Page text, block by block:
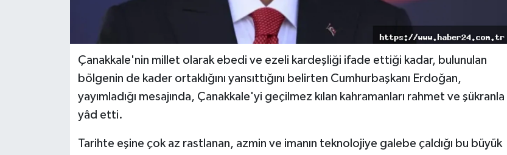
Çanakkale'nin millet olarak ebedi ve ezeli kardeşliği ifade ettiği kadar, bulunulan
bölgenin de kader ortaklığını yansıttığını belirten Cumhurbaşkanı Erdoğan,
yayımladığı mesajında, Çanakkale'yi geçilmez kılan kahramanları rahmet ve şükranla
yâd etti.
Tarihte eşine çok az rastlanan, azmin ve imanın teknolojiye galebe çaldığı bu büyük